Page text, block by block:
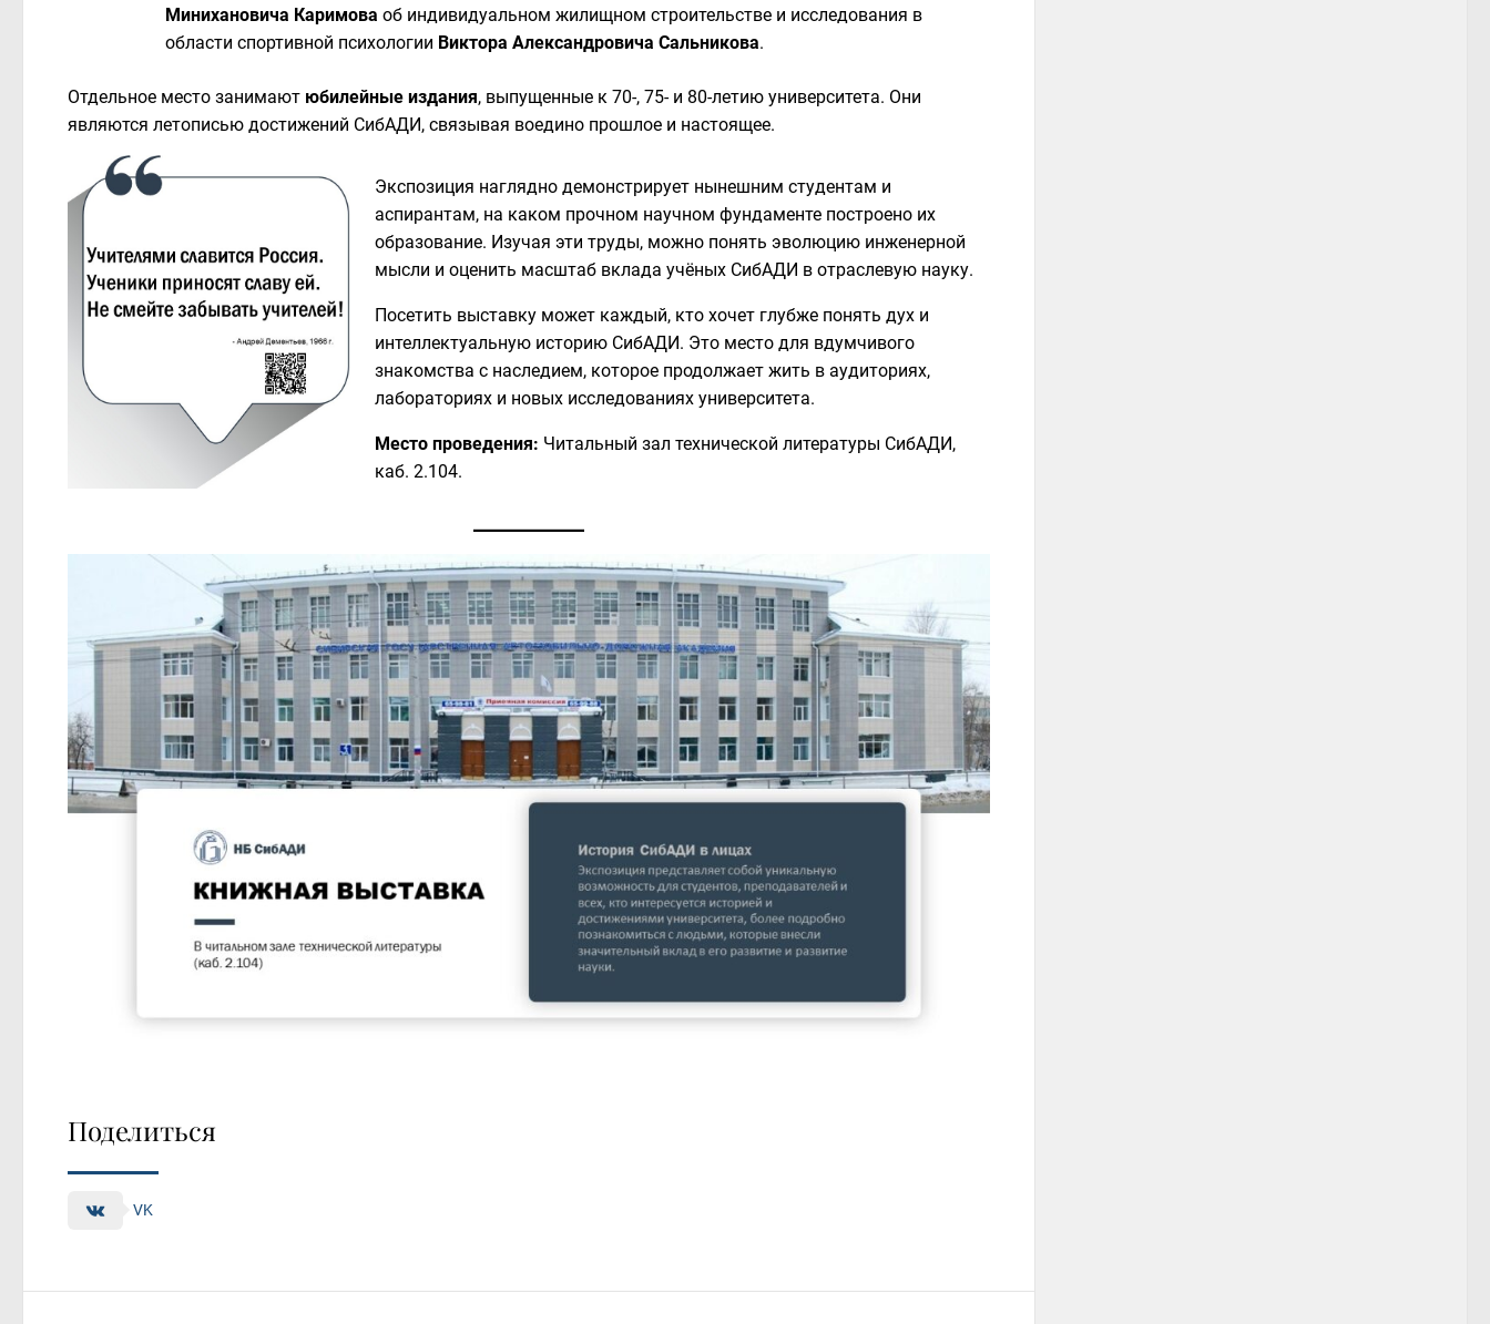
Минихановича Каримова об индивидуальном жилищном строительстве и исследования в
области спортивной психологии Виктора Александровича Сальникова.
Отдельное место занимают юбилейные издания, выпущенные к 70-, 75- и 80-летию университета. Они
являются летописью достижений СибАДИ, связывая воедино прошлое и настоящее.
Экспозиция наглядно демонстрирует нынешним студентам и
аспирантам, на каком прочном научном фундаменте построено их
образование. Изучая эти труды, можно понять эволюцию инженерной
мысли и оценить масштаб вклада учёных СибАДИ в отраслевую науку.
Посетить выставку может каждый, кто хочет глубже понять дух и
интеллектуальную историю СибАДИ. Это место для вдумчивого
знакомства с наследием, которое продолжает жить в аудиториях,
лабораториях и новых исследованиях университета.
Место проведения: Читальный зал технической литературы СибАДИ,
каб. 2.104.
Поделиться
VK